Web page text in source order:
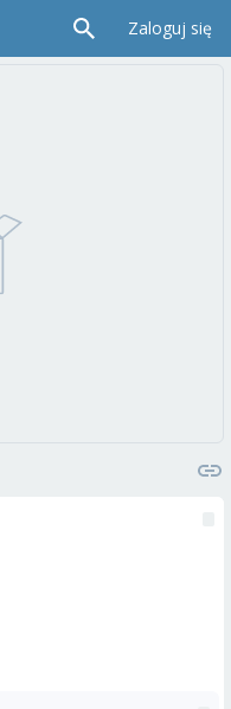
Zaloguj się